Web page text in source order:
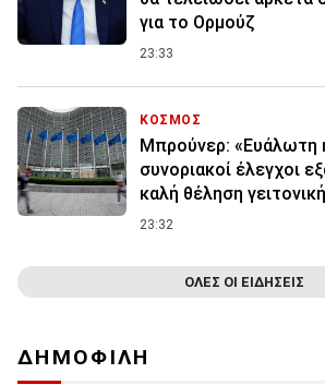
για το Ορμούζ
23:33
ΚΟΣΜΟΣ
Μπρούνερ: «Ευάλωτη
συνοριακοί έλεγχοι
καλή θέληση
23:32
ΟΛΕΣ ΟΙ ΕΙΔΗΣΕΙΣ
ΔΗΜΟΦΙΛΗ